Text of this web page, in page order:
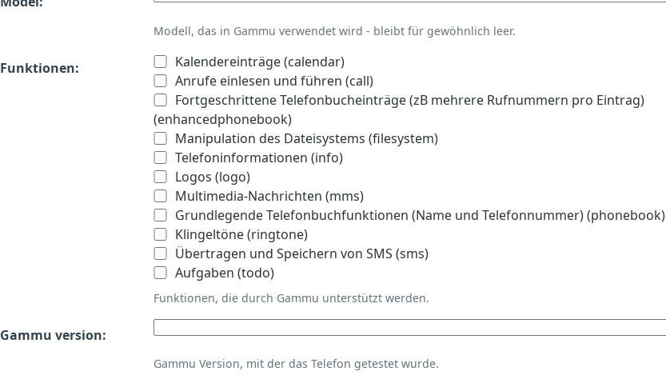
Modell, das in Gammu verwendet wird - bleibt für gewöhnlich leer.
Funktionen:
Kalendereinträge (calendar)
Anrufe einlesen und führen (call)
Fortgeschrittene Telefonbucheinträge (zB mehrere Rufnummern pro Eintrag)
(enhancedphonebook)
Manipulation des Dateisystems (filesystem)
Telefoninformationen (info)
Logos (logo)
Multimedia-Nachrichten (mms)
Grundlegende Telefonbuchfunktionen (Name und Telefonnummer) (phonebook)
Klingeltöne (ringtone)
Übertragen und Speichern von SMS (sms)
Aufgaben (todo)
Funktionen, die durch Gammu unterstützt werden.
Gammu version:
Gammu Version, mit der das Telefon getestet wurde.